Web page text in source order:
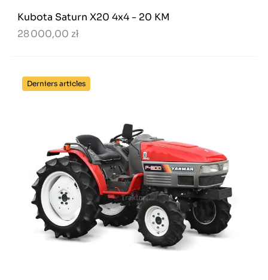
Kubota Saturn X20 4x4 - 20 KM
28 000,00 zł
Derniers articles